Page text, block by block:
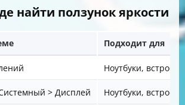
найти ползунок яркости
Подходит для
Ноутбуки,
> Дисплей Ноутбуки,